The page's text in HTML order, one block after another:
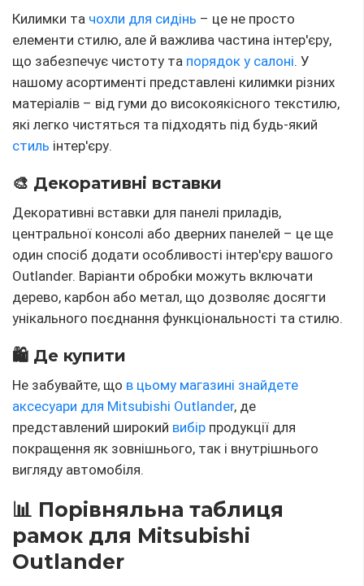
Килимки та чохли для сидінь – це не просто
елементи стилю, але й важлива частина інтер'єру,
що забезпечує чистоту та порядок у салоні. У
нашому асортименті представлені килимки різних
матеріалів – від гуми до високоякісного текстилю,
які легко чистяться та підходять під будь-який
стиль інтер'єру.
🎨 Декоративні вставки
Декоративні вставки для панелі приладів,
центральної консолі або дверних панелей – це ще
один спосіб додати особливості інтер'єру вашого
Outlander. Варіанти обробки можуть включати
дерево, карбон або метал, що дозволяє досягти
унікального поєднання функціональності та стилю.
🛍️ Де купити
Не забувайте, що в цьому магазині знайдете
аксесуари для Mitsubishi Outlander, де
представлений широкий вибір продукції для
покращення як зовнішнього, так і внутрішнього
вигляду автомобіля.
📊 Порівняльна таблиця
рамок для Mitsubishi
Outlander